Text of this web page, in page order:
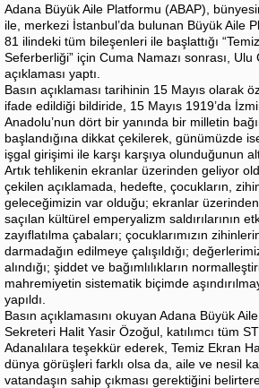
Adana Büyük Aile Platformu (ABAP),
ile, merkezi İstanbul’da bulunan Büyük Aile
81 ilindeki tüm bileşenleri ile başlattığı
Seferberliği” için Cuma Namazı sonrası, Ulu
açıklaması yaptı.
Basın açıklaması tarihinin 15 Mayıs olarak
ifade edildiği bildiride, 15 Mayıs 1919’da
Anadolu’nun dört bir yanında bir milletin
başlandığına dikkat çekilerek, günümüzde
işgal girişimi ile karşı karşıya olunduğunun
Artık tehlikenin ekranlar üzerinden geliyor
çekilen açıklamada, hedefte, çocukların,
geleceğimizin var olduğu; ekranlar
saçılan kültürel emperyalizm saldırılarının
zayıflatılma çabaları; çocuklarımızın
darmadağın edilmeye çalışıldığı;
alındığı; şiddet ve bağımlılıkların
mahremiyetin sistematik biçimde
yapıldı.
Basın açıklamasını okuyan Adana Büyük
Sekreteri Halit Yasir Özoğul, katılımcı tüm
Adanalılara teşekkür ederek, Temiz Ekran
dünya görüşleri farklı olsa da, aile ve nesil
vatandaşın sahip çıkması gerektiğini